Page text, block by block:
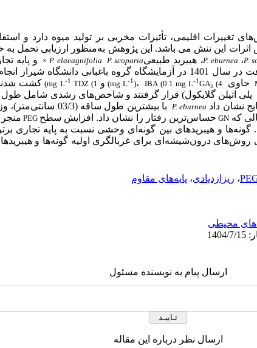
تغییرات اقلیمی، تأثیرات مخربی بر تولید میوه دارد و
این تنش می باشد. این پژوهش به‌‌منظور
ارزیابی تحمل
P.، P. eburnea، هیبرید طبیعیP. scoparia
×P. elaeagnifolia و پایه
گروه باغبانی دانشگاه شیراز
حاوی GA₃ (4
mg L-1)، IBA (0.1 mg L-1
) و TDZ (1
mg L-1
) کشت
پلی اتیلن گلایکول) قرار گرفتند و شاخص‌های رشدی شامل طول
نشان داد P. eburnea
GN حساس‌ترین رفتار را نشان داد. افزایش سطح
گونه‌ها و هیبرید‌های بین گونه‌ای وحشی نسبت به پایه تجاری
روش‌هایدرون‌شیشه‌ای برای غربالگری اولیه گونه‌ها و
، ریزازدیادی، پایه‌‌‌‌های مقاوم
محیطی
ارسال پیام به نویسنده مسئول
ارسال نظر درباره این مقاله